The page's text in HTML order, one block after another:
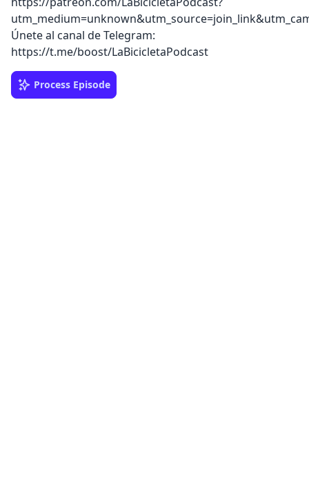
Únete al canal de Telegram:
https://t.me/boost/LaBicicletaPodcast
Process Episode